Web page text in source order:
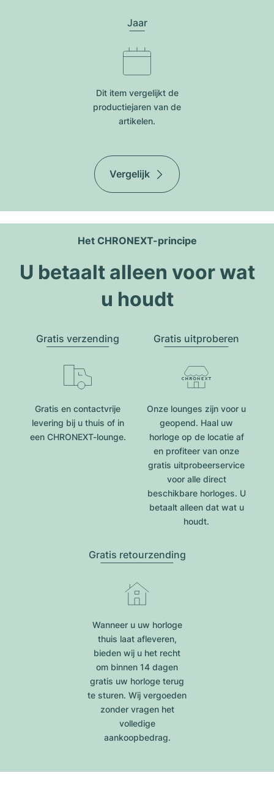
Jaar
Dit item vergelijkt de
productiejar​en van de
artikelen.
Vergelijk
Het CHRONEXT-principe
U betaalt alleen voor wat
u houdt
Gratis verzending
Gratis en contactvrije
levering bij u thuis of in
een CHRONEXT-lounge.
Gratis uitproberen
Onze lounges zijn voor u
geopend. Haal uw
horloge op de locatie af
en profiteer van onze
gratis uitprobeerservice
voor alle direct
beschikbare horloges. U
betaalt alleen dat wat u
houdt.
Gratis retourzending
Wanneer u uw horloge
thuis laat afleveren,
bieden wij u het recht
om binnen 14 dagen
gratis uw horloge terug
te sturen. Wij vergoeden
zonder vragen het
volledige
aankoopbedrag.